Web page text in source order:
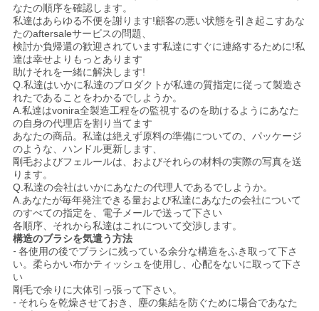
なたの順序を確認します。
私達はあらゆる不便を謝ります!顧客の悪い状態を引き起こすあな
たのaftersaleサービスの問題、
検討か負帰還の歓迎されています私達にすぐに連絡するために!私
達は幸せよりもっとあります
助けそれを一緒に解決します!
Q.私達はいかに私達のプロダクトが私達の質指定に従って製造さ
れたであることをわかるでしようか。
A.私達はvonira全製造工程をの監視するのを助けるようにあなた
の自身の代理店を割り当てます
あなたの商品。私達は絶えず原料の準備についての、パッケージ
のような、ハンドル更新します、
剛毛およびフェルールは、およびそれらの材料の実際の写真を送
ります。
Q.私達の会社はいかにあなたの代理人であるでしようか。
A.あなたが毎年発注できる量および私達にあなたの会社について
のすべての指定を、電子メールで送って下さい
各順序、それから私達はこれについて交渉します。
構造のブラシを気遣う方法
- 各使用の後でブラシに残っている余分な構造をふき取って下さ
い。柔らかい布かティッシュを使用し、心配をないに取って下さ
い
剛毛で余りに大体引っ張って下さい。
- それらを乾燥させておき、塵の集結を防ぐために場合であなた